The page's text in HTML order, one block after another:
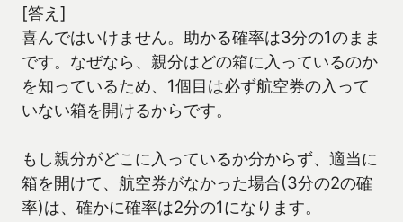
[答え]
喜んではいけません。助かる確率は3分の1のまま
です。なぜなら、親分はどの箱に入っているのか
を知っているため、1個目は必ず航空券の入って
いない箱を開けるからです。
もし親分がどこに入っているか分からず、適当に
箱を開けて、航空券がなかった場合(3分の2の確
率)は、確かに確率は2分の1になります。